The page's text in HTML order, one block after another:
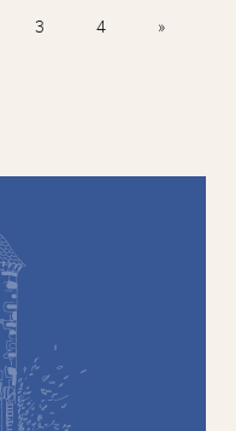
3 4 »